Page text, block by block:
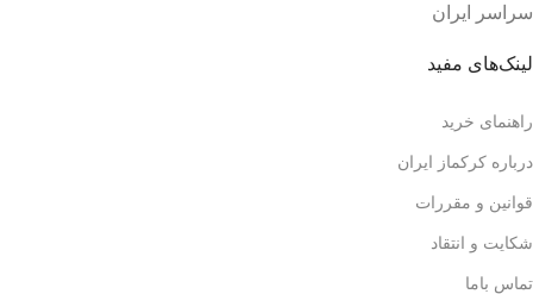
سراسر ایران
لینک‌های مفید
راهنمای خرید
درباره کرکماز ایران
قوانین و مقررات
شکایت و انتقاد
تماس باما